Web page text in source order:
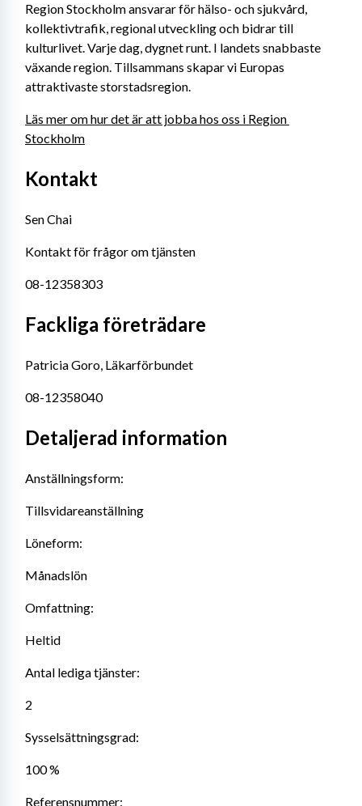
Region Stockholm ansvarar för hälso- och sjukvård,
kollektivtrafik, regional utveckling och bidrar till
kulturlivet. Varje dag, dygnet runt. I landets snabbaste
växande region. Tillsammans skapar vi Europas
attraktivaste storstadsregion.
Läs mer om hur det är att jobba hos oss i Region
Stockholm
Kontakt
Sen Chai
Kontakt för frågor om tjänsten
08-12358303
Fackliga företrädare
Patricia Goro, Läkarförbundet
08-12358040
Detaljerad information
Anställningsform:
Tillsvidareanställning
Löneform:
Månadslön
Omfattning:
Heltid
Antal lediga tjänster:
2
Sysselsättningsgrad:
100 %
Referensnummer: